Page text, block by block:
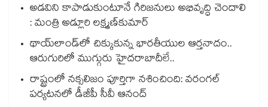
అడవిని కాపాడుకుంటూనే గిరిజనులు అభివృద్ధి చెందాలి
: మంత్రి అడ్లూరి లక్ష్మణ్‌‌‌‌‌‌‌‌‌‌‌‌‌‌‌‌‌‌‌‌‌‌‌‌‌‌‌‌‌‌‌‌కుమార్‌‌‌‌‌‌‌‌‌‌‌‌‌‌‌‌‌‌‌‌‌‌‌‌‌‌‌‌‌‌‌‌
థాయ్‌లాండ్‌లో చిక్కుకున్న భారతీయుల ఆర్తనాదం..
ఆరుగురిలో ముగ్గురు హైదరాబాదీలే..
రాష్ట్రంలో నక్సలిజం పూర్తిగా నశించింది: వరంగల్
పర్యటనలో డీజీపీ సీవీ ఆనంద్